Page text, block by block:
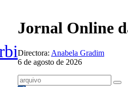
Jornal Online
Directora: Anabela Gradim
6 de agosto de 2026